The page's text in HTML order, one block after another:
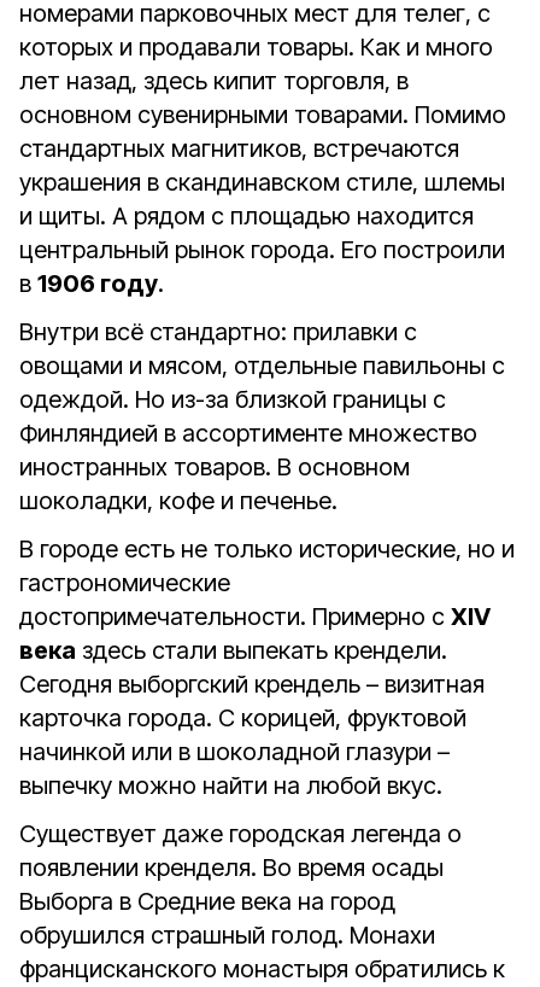
номерами парковочных мест для телег, с
которых и продавали товары. Как и много
лет назад, здесь кипит торговля, в
основном сувенирными товарами. Помимо
стандартных магнитиков, встречаются
украшения в скандинавском стиле, шлемы
и щиты. А рядом с площадью находится
центральный рынок города. Его построили
в 1906 году.
Внутри всё стандартно: прилавки с
овощами и мясом, отдельные павильоны с
одеждой. Но из-за близкой границы с
Финляндией в ассортименте множество
иностранных товаров. В основном
шоколадки, кофе и печенье.
В городе есть не только исторические, но и
гастрономические
достопримечательности. Примерно с XIV
века здесь стали выпекать крендели.
Сегодня выборгский крендель – визитная
карточка города. С корицей, фруктовой
начинкой или в шоколадной глазури –
выпечку можно найти на любой вкус.
Существует даже городская легенда о
появлении кренделя. Во время осады
Выборга в Средние века на город
обрушился страшный голод. Монахи
францисканского монастыря обратились к